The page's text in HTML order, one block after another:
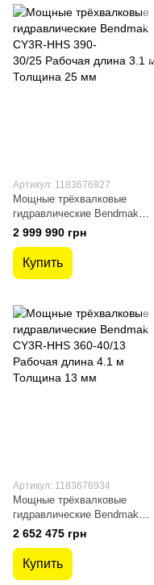
Артикул: 1183676927
Мощные трёхвалковые
гидравлические Bendmak
CY3R-HHS 390-30/25 Рабочая
длина 3.1 м Толщина 25 мм
2 999 990 грн
Купить
Артикул: 1183676934
Мощные трёхвалковые
гидравлические Bendmak
CY3R-HHS 360-40/13 Рабочая
длина 4.1 м Толщина 13 мм
2 652 475 грн
Купить